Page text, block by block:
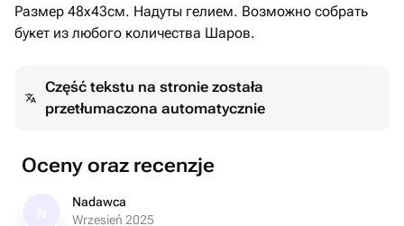
Размер 48х43см. Надуты гелием. Возможно собрать
букет из любого количества Шаров.
Część tekstu na stronie została
przetłumaczona automatycznie
Oceny oraz recenzje
Nadawca
Wrzesień 2025